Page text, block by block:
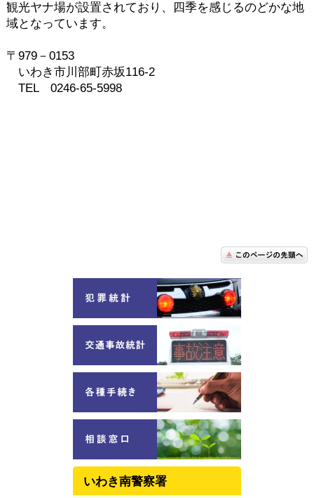
観光ヤナ場が設置されており、四季を感じるのどかな地
域となっています。
〒979－0153
いわき市川部町赤坂116-2
TEL 0246-65-5998
いわき南警察署